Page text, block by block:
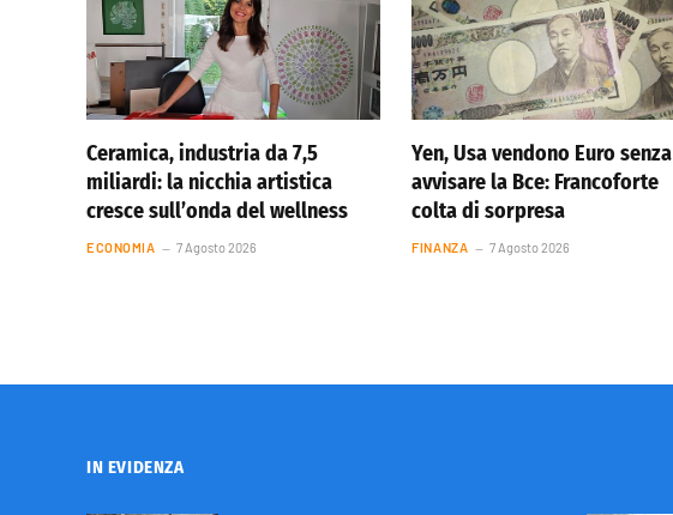
Ceramica, industria da 7,5
miliardi: la nicchia artistica
cresce sull’onda del wellness
ECONOMIA 7 Agosto 2026
Yen, Usa vendono Euro senza
avvisare la Bce: Francoforte
colta di sorpresa
FINANZA 7 Agosto 2026
IN EVIDENZA